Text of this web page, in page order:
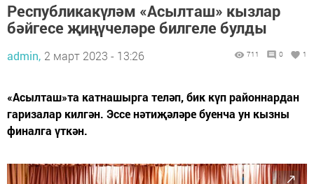
Республикакүләм «Асылташ» кызлар
бәйгесе җиңүчеләре билгеле булды
admin, 2 март 2023 - 13:26 711 0 1
«Асылташ»та катнашырга теләп, бик күп районнардан
гаризалар килгән. Эссе нәтиҗәләре буенча ун кызны
финалга үткән.